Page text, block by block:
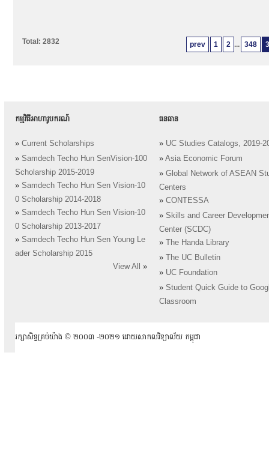
prev 1 2 ... 348
Total: 2832
កម្មវិធីអាហារូបករណ៍
» Current Scholarships
» Samdech Techo Hun SenVision-100
Scholarship 2015-2019
» Samdech Techo Hun Sen Vision-10
0 Scholarship 2014-2018
» Samdech Techo Hun Sen Vision-10
0 Scholarship 2013-2017
» Samdech Techo Hun Sen Young Le
ader Scholarship 2015
View All
»
ធនធាន
» UC Studies Catalogs, 2019-
» Asia Economic Forum
» Global Network of ASEAN
Centers
» CONTESSA
» Skills and Career
Center (SCDC)
»
The Handa Library
»
The UC Bulletin
» UC Foundation
» Student Quick Guide to
Classroom
រក្សាសិទ្ធគ្រប់យ៉ាង ​© ២០០៣ -២០២១ ដោយសាកលវិទ្យាល័យ កម្ពុជា